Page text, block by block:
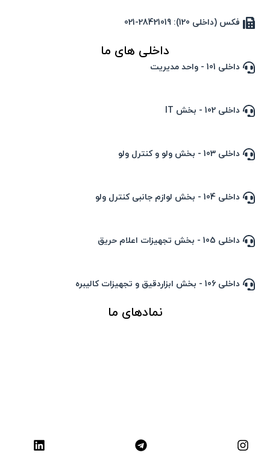
فکس (داخلی 120): 28421019-021
داخلی های ما
داخلی 101 - واحد مدیریت
داخلی 102 - بخش IT
داخلی 103 - بخش ولو و کنترل ولو
داخلی 104 - بخش لوازم جانبی کنترل ولو
داخلی 105 - بخش تجهیزات اعلام حریق
داخلی 106 - بخش ابزاردقیق و تجهیزات کالیبره
نمادهای ما